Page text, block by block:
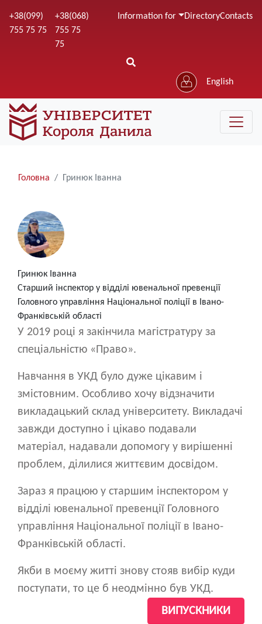
to
+38(099)
755 75 75
+38(068)
755 75
75
Information for DirectoryContacts
English
Рядки
Головна Гринюк Іванна
Гринюк Іванна
Cтарший інспектор у відділі ювенальної превенції
Головного управління Національної поліції в Івано-
Франківській області
У 2019 році я закінчила магістратуру за
спеціальністю «Право».
Навчання в УКД було дуже цікавим і
змістовним. Особливо хочу відзначити
викладацький склад університету. Викладачі
завжди доступно і цікаво подавали
матеріал, надавали допомогу у вирішенні
проблем, ділилися життєвим досвідом.
Зараз я працюю у старшим інспектором у
відділі ювенальної превенції Головного
управління Національної поліції в Івано-
Франківській області.
Якби в моєму житті знову стояв вибір куди
поступати, то це б неодмінно був УКД.
ВИПУСКНИКИ